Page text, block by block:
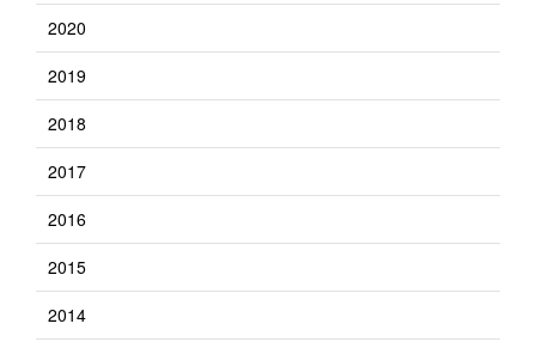
2020
2019
2018
2017
2016
2015
2014